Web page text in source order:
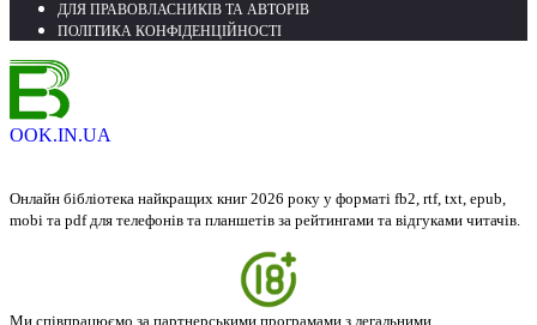
ДЛЯ ПРАВОВЛАСНИКІВ ТА АВТОРІВ
ПОЛІТИКА КОНФІДЕНЦІЙНОСТІ
OOK.IN.UA
Онлайн бібліотека найкращих книг 2026 року у форматі fb2, rtf, txt, epub,
mobi та pdf для телефонів та планшетів за рейтингами та відгуками читачів.
Ми співпрацюємо за партнерськими програмами з легальними